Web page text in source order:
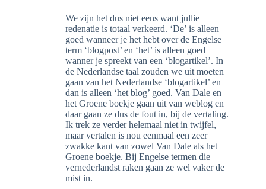
We zijn het dus niet eens want jullie
redenatie is totaal verkeerd. ‘De’ is alleen
goed wanneer je het hebt over de Engelse
term ‘blogpost’ en ‘het’ is alleen goed
wanner je spreekt van een ‘blogartikel’. In
de Nederlandse taal zouden we uit moeten
gaan van het Nederlandse ‘blogartikel’ en
dan is alleen ‘het blog’ goed. Van Dale en
het Groene boekje gaan uit van weblog en
daar gaan ze dus de fout in, bij de vertaling.
Ik trek ze verder helemaal niet in twijfel,
maar vertalen is nou eenmaal een zeer
zwakke kant van zowel Van Dale als het
Groene boekje. Bij Engelse termen die
vernederlandst raken gaan ze wel vaker de
mist in.